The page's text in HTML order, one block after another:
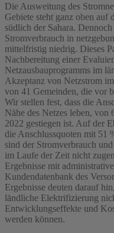
Die Ausweitung des
Gebiete steht ganz oben
südlich der Sahara.
Stromverbrauch in
mittelfristig niedrig. Dieses
Nachbereitung einer
Netzausbauprogramms im
Akzeptanz von Netzstrom
von 41 Gemeinden, die vor
Wir stellen fest, dass die
Nähe des Netzes leben,
2022 gestiegen ist. Auf der
die Anschlussquoten mit 51
sind der Stromverbrauch
im Laufe der Zeit nicht
Ergebnisse mit
Kundendatenbank des
Ergebnisse deuten darauf
ländliche Elektrifizierung
Entwicklungseffekte und
werden können.